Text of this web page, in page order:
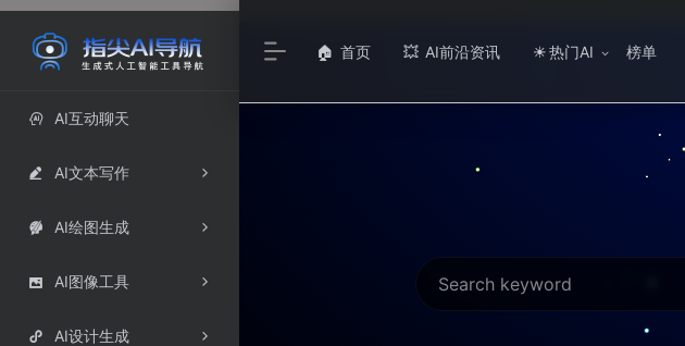
 AI互动聊天
 AI文本写作
 AI绘图生成
 AI图像工具
 AI设计生成
🏠 首页 💥 AI前沿资讯 ☀ 热门AI 榜单